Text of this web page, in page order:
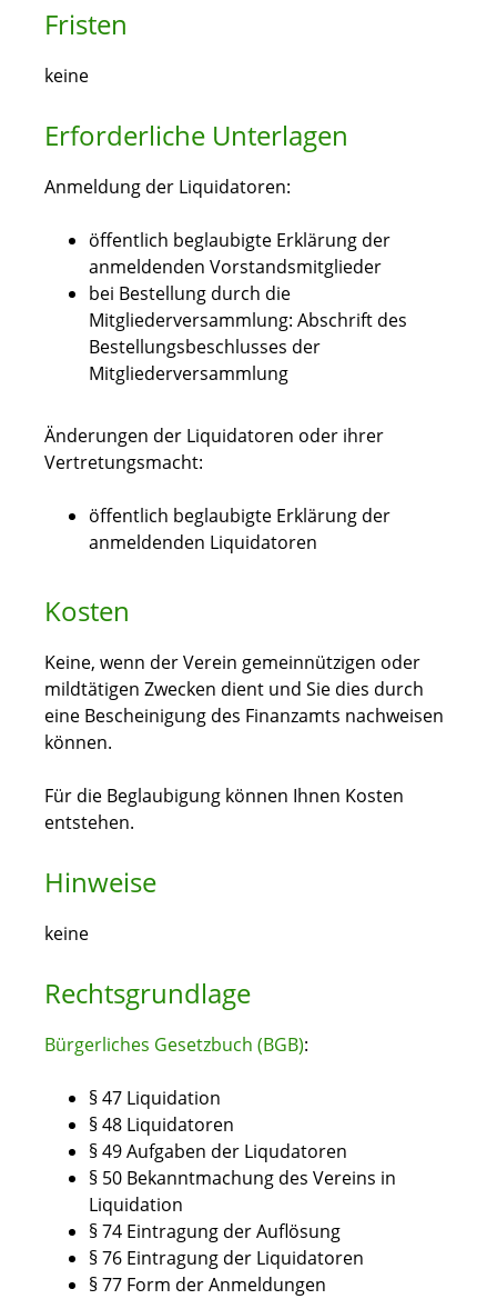
Fristen
keine
Erforderliche Unterlagen
Anmeldung der Liquidatoren:
öffentlich beglaubigte Erklärung der
anmeldenden Vorstandsmitglieder
bei Bestellung durch die
Mitgliederversammlung: Abschrift des
Bestellungsbeschlusses der
Mitgliederversammlung
Änderungen der Liquidatoren oder ihrer
Vertretungsmacht:
öffentlich beglaubigte Erklärung der
anmeldenden Liquidatoren
Kosten
Keine, wenn der Verein gemeinnützigen oder
mildtätigen Zwecken dient und Sie dies durch
eine Bescheinigung des Finanzamts nachweisen
können.
Für die Beglaubigung können Ihnen Kosten
entstehen.
Hinweise
keine
Rechtsgrundlage
Bürgerliches Gesetzbuch (BGB):
§ 47 Liquidation
§ 48 Liquidatoren
§ 49 Aufgaben der Liqudatoren
§ 50 Bekanntmachung des Vereins in
Liquidation
§ 74 Eintragung der Auflösung
§ 76 Eintragung der Liquidatoren
§ 77 Form der Anmeldungen